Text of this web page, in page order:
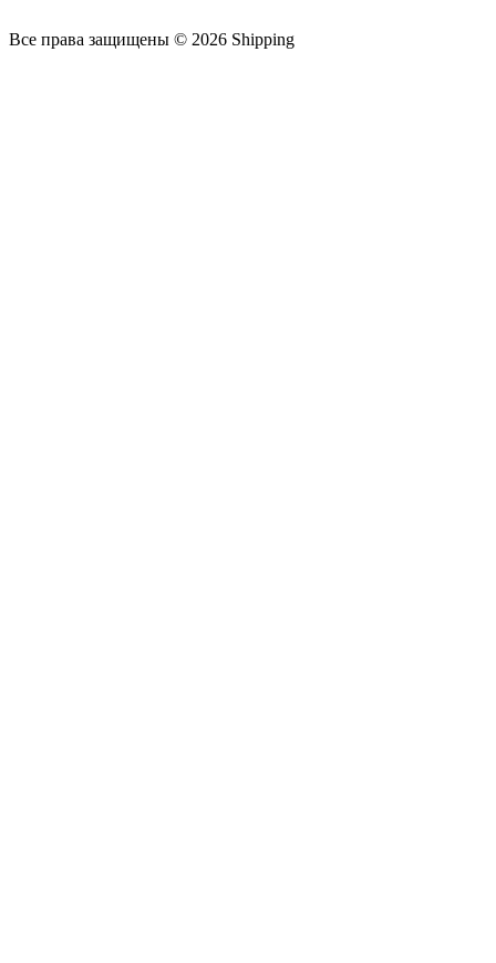
Все права защищены © 2026 Shipping